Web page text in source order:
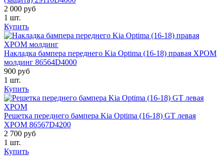
2 000 руб
1 шт.
Купить
Накладка бампера переднего Kia Optima (16-18) правая ХРОМ
молдинг 86564D4000
900 руб
1 шт.
Купить
Решетка переднего бампера Kia Optima (16-18) GT левая
ХРОМ 86567D4200
2 700 руб
1 шт.
Купить